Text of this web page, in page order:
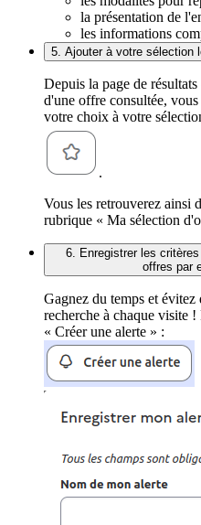
la présentation de
les informations
5. Ajouter à votre sélection
Depuis la page de
d'une offre consultée,
votre choix à votre
.
Vous les retrouverez ainsi
rubrique « Ma sélection
6. Enregistrer les
offres par
Gagnez du temps et évitez
recherche à chaque visite
« Créer une alerte » :